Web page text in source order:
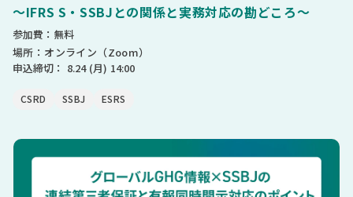
〜IFRS S・SSBJとの関係と実務対応の勘どころ〜
参加費：無料
場所：オンライン（Zoom）
申込締切： 8.24 (月) 14:00
CSRD SSBJ ESRS